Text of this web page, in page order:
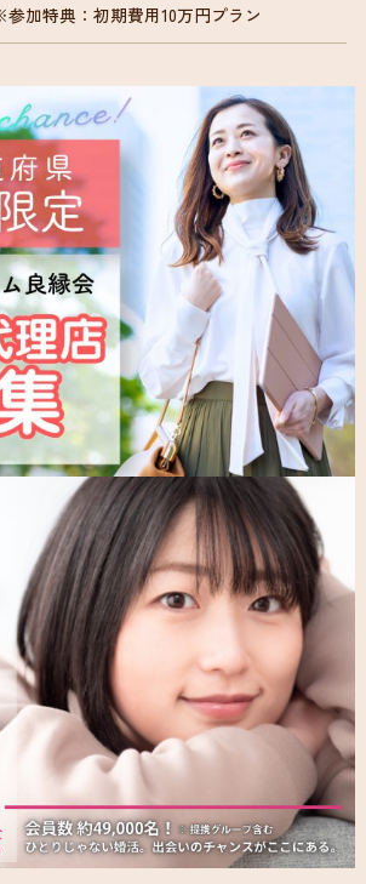
加特典：初期費用10万円プラン